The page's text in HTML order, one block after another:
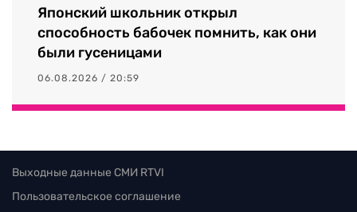
Японский школьник открыл
способность бабочек помнить, как они
были гусеницами
06.08.2026 / 20:59
Выходные данные СМИ RTVI
Пользовательское соглашение